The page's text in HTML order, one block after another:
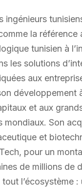
ingénieurs
la référence
tunisien à
les solutions
aux
développement
et aux
mondiaux. Son
et
pour un
de millions de
l’écosystème :